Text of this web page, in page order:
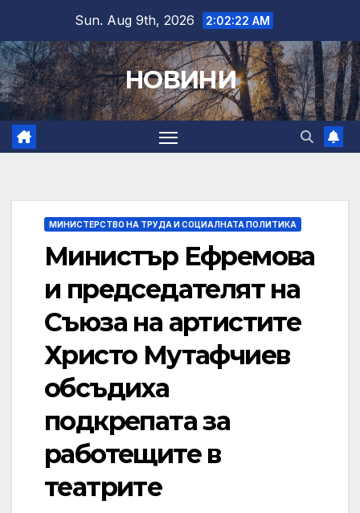
content
Sun. Aug 9th, 2026 2:02:24 AM
НОВИНИ
МИНИСТЕРСТВО НА ТРУДА И СОЦИАЛНАТА ПОЛИТИКА
Министър Ефремова
и председателят на
Съюза на артистите
Христо Мутафчиев
обсъдиха
подкрепата за
работещите в
театритe